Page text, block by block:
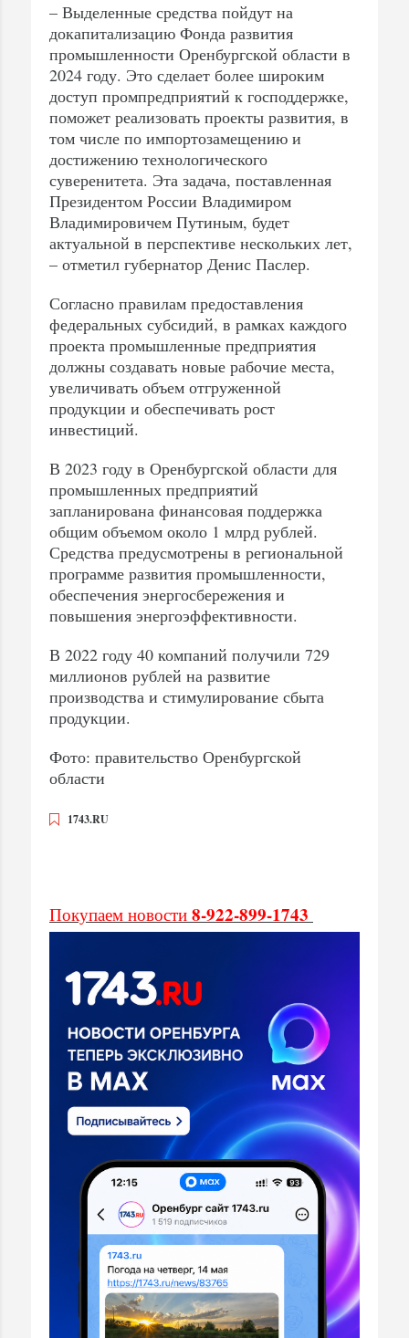
– Выделенные средства пойдут на
докапитализацию Фонда развития
промышленности Оренбургской области в
2024 году. Это сделает более широким
доступ промпредприятий к господдержке,
поможет реализовать проекты развития, в
том числе по импортозамещению и
достижению технологического
суверенитета. Эта задача, поставленная
Президентом России Владимиром
Владимировичем Путиным, будет
актуальной в перспективе нескольких лет,
– отметил губернатор Денис Паслер.
Согласно правилам предоставления
федеральных субсидий, в рамках каждого
проекта промышленные предприятия
должны создавать новые рабочие места,
увеличивать объем отгруженной
продукции и обеспечивать рост
инвестиций.
В 2023 году в Оренбургской области для
промышленных предприятий
запланирована финансовая поддержка
общим объемом около 1 млрд рублей.
Средства предусмотрены в региональной
программе развития промышленности,
обеспечения энергосбережения и
повышения энергоэффективности.
В 2022 году 40 компаний получили 729
миллионов рублей на развитие
производства и стимулирование сбыта
продукции.
Фото: правительство Оренбургской
области
1743.RU
Покупаем новости 8-922-899-1743